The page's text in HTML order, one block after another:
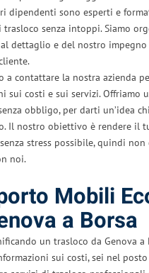
dipendenti sono esperti e
trasloco senza intoppi. Siamo
dettaglio e del nostro impegno
a contattare la nostra azienda
sui costi e sui servizi. Offriamo
obbligo, per darti un’idea
Il nostro obiettivo è rendere il
stress possibile, quindi
noi.
Mobili
a Borsa
un trasloco da Genova a
sui costi, sei nel